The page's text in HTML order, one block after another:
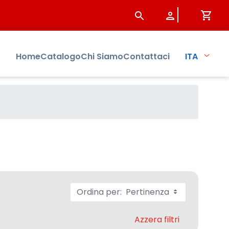
HomeCatalogoChi SiamoContattaci ITA
Ordina per: Pertinenza
Azzera filtri